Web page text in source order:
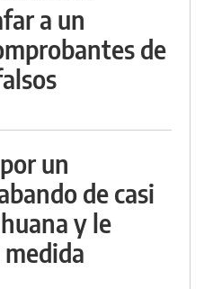
a un
de
un
de casi
y le